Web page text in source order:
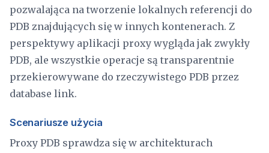
pozwalająca na tworzenie lokalnych referencji do
PDB znajdujących się w innych kontenerach. Z
perspektywy aplikacji proxy wygląda jak zwykły
PDB, ale wszystkie operacje są transparentnie
przekierowywane do rzeczywistego PDB przez
database link.
Scenariusze użycia
Proxy PDB sprawdza się w architekturach